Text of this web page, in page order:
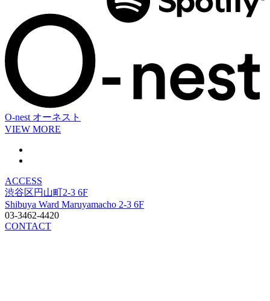
O-nest オーネスト
VIEW MORE
ACCESS
渋谷区円山町2-3 6F
Shibuya Ward Maruyamacho 2-3 6F
03-3462-4420
CONTACT